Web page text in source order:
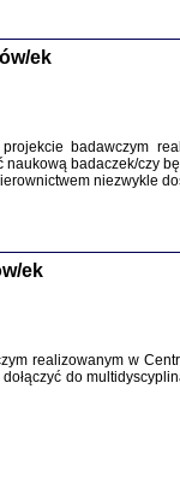
Kopla i Mirki Piżyców
ek
badawczym
badaczek/czy
niezwykle
ek
realizowanym w
do